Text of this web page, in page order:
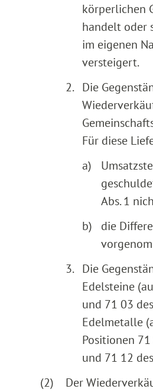
körperlichen
handelt oder
im eigenen
versteigert.
2. Die
Für diese
a)
Abs. 1
b)
die
3. Die
Edelsteine
und 71 03
Edelmetalle
Positionen
und 71 12
(2)
Der